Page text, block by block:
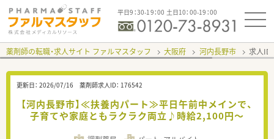
平日9：30-19：00 土日10：00-19：00
薬剤師の転職・求人サイト ファルマスタッフ 大阪府 河内長野市 求人ID
更新日： 2026/07/16 薬剤師求人ID： 176542
【河内長野市】≪扶養内パート≫平日午前中メインで、
子育てや家庭ともラクラク両立♪時給2,100円～